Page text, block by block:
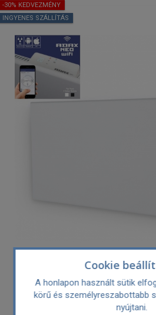
-30% KEDVEZMÉNY
INGYENES SZÁLLÍTÁS
Adax NEO WiFi H 20 KWT
fűtőpanel 2000W, fehér
Cookie
A honlapon használt sütik
körű és személyreszabottabb
nyújtani.